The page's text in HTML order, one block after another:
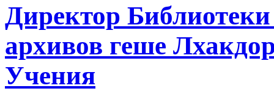
Директор
архивов геше
Учения